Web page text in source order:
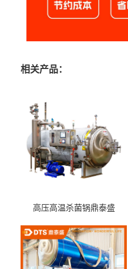
相关产品：
高压高温杀菌锅鼎泰盛